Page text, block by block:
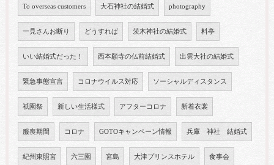
To overseas customers 大石神社の結婚式 photography
一見さんお断り どうすれば 茨木神社の結婚式 料亭
いい結婚式だった！ 西本願寺の仏前結婚式 出雲大社の結婚式
緊急事態宣言 コロナウイルス対応 ソーシャルディスタンス
祇園祭 新しい生活様式 アフターコロナ 新着衣裳
服喪期間 コロナ GOTOキャンペーン情報 兵庫 神社 結婚式
紀州東照宮 六三園 宮島 大津プリンスホテル 食事会